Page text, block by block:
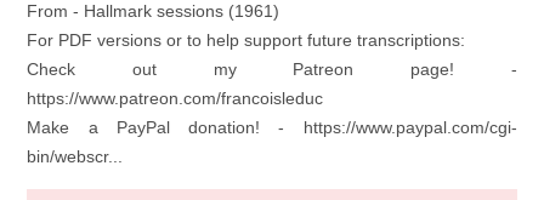
From - Hallmark sessions (1961)
For PDF versions or to help support future transcriptions:
Check out my Patreon page! -
https://www.patreon.com/francoisleduc
Make a PayPal donation! - https://www.paypal.com/cgi-
bin/webscr...